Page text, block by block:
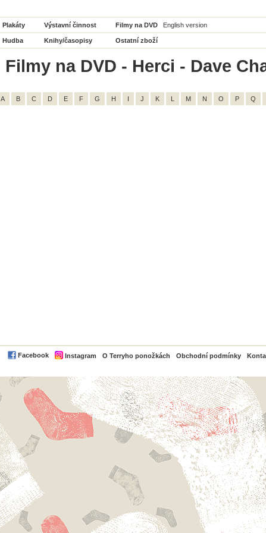
Plakáty Výstavní činnost Filmy na DVD English version
Hudba Knihy/časopisy Ostatní zboží
Filmy na DVD - Herci - Dave
A B C D E F G H I J K L M N O P Q
Facebook Instagram O Terryho ponožkách Obchodní podmínky
PayPal